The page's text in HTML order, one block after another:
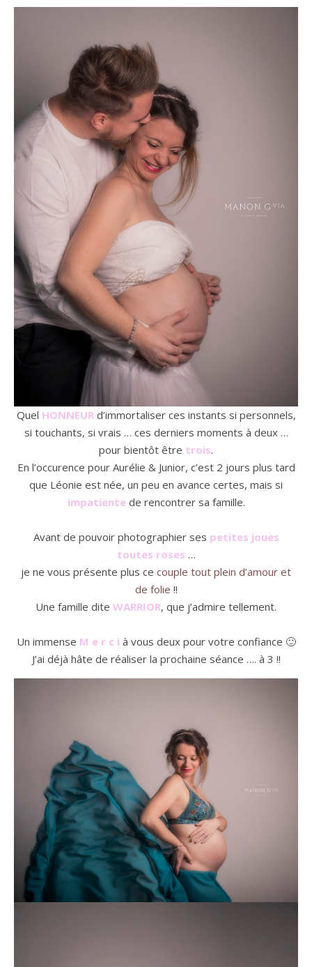
Quel HONNEURd’immortaliser ces instants si personnels,
si touchants, si vrais … ces derniers moments à deux …
pour bientôt être trois.
En l’occurence pour Aurélie & Junior, c’est 2 jours plus tard
que Léonie est née, un peu en avance certes, mais si
impatientede rencontrer sa famille.
Avant de pouvoir photographier ses petites joues
toutes roses …
je ne vous présente plus ce couple tout plein d’amour et
de folie !!
Une famille dite WARRIOR, que j’admire tellement.
Un immense M e r c i à vous deux pour votre confiance 🙂
J’ai déjà hâte de réaliser la prochaine séance …. à 3 !!